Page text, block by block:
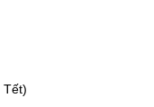
Tết)